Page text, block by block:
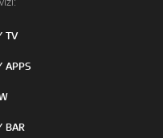
TV
APPS
BAR